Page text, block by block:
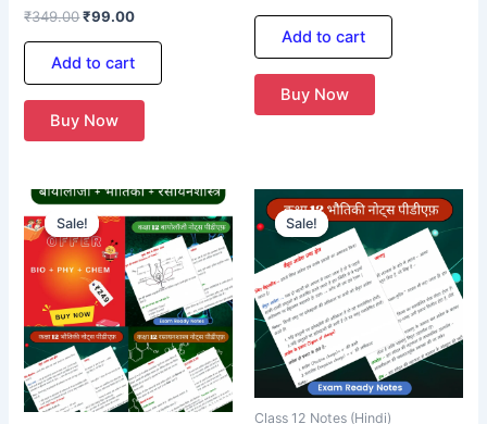
₹349.00₹99.00
Add to cart
Buy Now
Add to cart
Buy Now
Sale!
Sale!
Original
price
was:
₹999.00.
Current
price
is:
₹249.00.
Sale!
Sale!
Class 12 Notes (Hindi)
Original
price
was:
₹349.00.
Current
price
₹99.00.